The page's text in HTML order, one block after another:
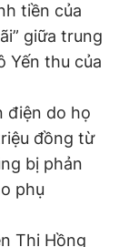
tiền của
giữa trung
Yến thu của
điện do họ
đồng từ
bị phản
phụ
Thị Hồng